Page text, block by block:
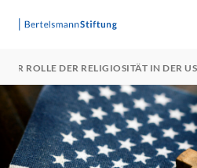
ZUR ROLLE DER RELIGIOSITÄT IN DER